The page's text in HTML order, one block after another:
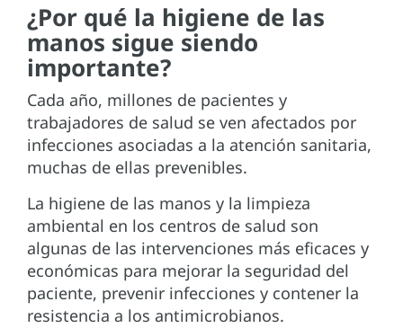
¿Por qué la higiene de las
manos sigue siendo
importante?
Cada año, millones de pacientes y
trabajadores de salud se ven afectados por
infecciones asociadas a la atención sanitaria,
muchas de ellas prevenibles.
La higiene de las manos y la limpieza
ambiental en los centros de salud son
algunas de las intervenciones más eficaces y
económicas para mejorar la seguridad del
paciente, prevenir infecciones y contener la
resistencia a los antimicrobianos.